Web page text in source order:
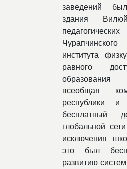
заведений
здания
института
равного
образования
всеобщая
республики и
бесплатный
глобальной
исключения
это был
развитию